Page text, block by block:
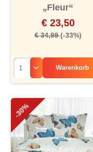
„Fleur“
€ 23,50
€ 34,99(-33%)
Warenkorb
-30%